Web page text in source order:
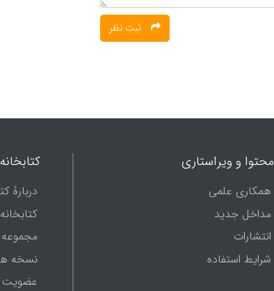
محتوا و ویراستاری
همکاری علمی
مداخل جدید
انتشارات
شرایط استفاده
دربارۀ
نسخه
عضویت